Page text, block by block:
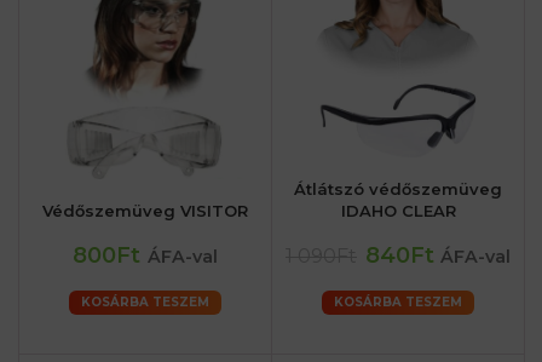
Védőszemüveg VISITOR
800Ft ÁFA-val
KOSÁRBA TESZEM
Átlátszó védőszemüveg
IDAHO CLEAR
840Ft ÁFA-val
KOSÁRBA TESZEM